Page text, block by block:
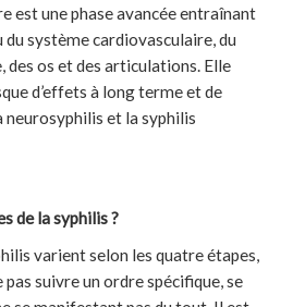
est une phase avancée entraînant
du système cardiovasculaire, du
des os et des articulations. Elle
d’effets à long terme et de
et la syphilis
de la syphilis ?
varient selon les quatre étapes,
suivre un ordre spécifique, se